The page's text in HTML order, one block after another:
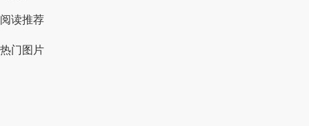
阅读推荐
热门图片